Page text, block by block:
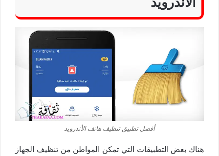
أفضل تطبيق تنظيف هاتف الأندرويد
هناك بعض التطبيقات التي تمكن المواطن من تنظيف الجهاز